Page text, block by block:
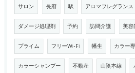
サロン 長府 駅 アロマフレグランス
ダメージ処理剤 予約 訪問介護 美容
プライム フリーWi-Fi 幡生 カラー
カラーシャンプー 不動産 山陰本線